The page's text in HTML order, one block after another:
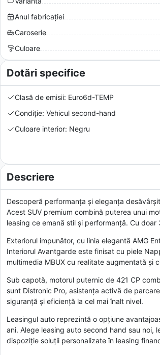
Anul fabricației
Caroserie
Culoare
Dotări specifice
Clasă de emisii: Euro6d-TEMP
Condiție: Vehicul second-hand
Culoare interior: Negru
Descriere
Descoperă performanța și eleganța
Acest SUV premium combină puterea unui
leasing ce emană stil și performanță. Cu
Exteriorul impunător, cu linia elegantă AMG
Interiorul Avantgarde este finisat cu piele
multimedia MBUX cu realitate augmentată și
Sub capotă, motorul puternic de 421 CP
sunt Distronic Pro, asistența activă de
siguranță și eficiență la cel mai înalt nivel.
Leasingul auto reprezintă o opțiune
ani. Alege leasing auto second hand sau noi,
dispoziție soluții personalizate în leasing